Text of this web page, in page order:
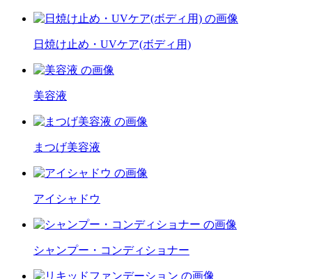
日焼け止め・UVケア(ボディ用)
美容液
まつげ美容液
アイシャドウ
シャンプー・コンディショナー